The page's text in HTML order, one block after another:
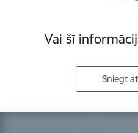
Vai šī
Sniegt